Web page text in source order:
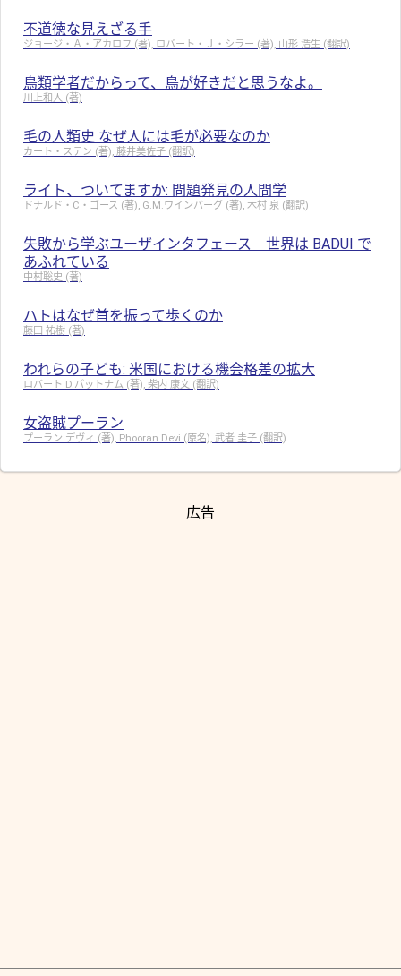
不道徳な見えざる手
ジョージ・Ａ・アカロフ (著), ロバート・Ｊ・シラー (著), 山形 浩生 (翻訳)
鳥類学者だからって、鳥が好きだと思うなよ。
川上和人 (著)
毛の人類史 なぜ人には毛が必要なのか
カート・ステン (著), 藤井美佐子 (翻訳)
ライト、ついてますか: 問題発見の人間学
ドナルド・C・ゴース (著), G.M.ワインバーグ (著), 木村 泉 (翻訳)
失敗から学ぶユーザインタフェース 世界は BADUI で
あふれている
中村聡史 (著)
ハトはなぜ首を振って歩くのか
藤田 祐樹 (著)
われらの子ども: 米国における機会格差の拡大
ロバート D.パットナム (著), 柴内 康文 (翻訳)
女盗賊プーラン
プーラン デヴィ (著), Phooran Devi (原名), 武者 圭子 (翻訳)
広告